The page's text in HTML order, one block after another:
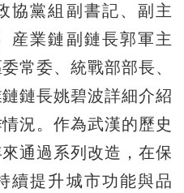
黨組副書記、副主
産業鏈副鏈長郭軍主
常委、統戰部部長、
鏈長姚碧波詳細介紹
況。作為武漢的歷史
通過系列改造，在保
續提升城市功能與品